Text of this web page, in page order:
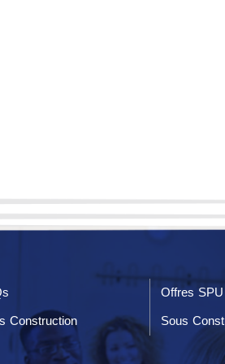
Offres SPU
Construction
Sous